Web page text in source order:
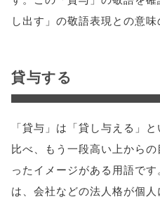
し出す」の敬語表現との意味
貸与する
「貸与」は「貸し与える」
比べ、もう一段高い上から
ったイメージがある用語で
は、会社などの法人格が個